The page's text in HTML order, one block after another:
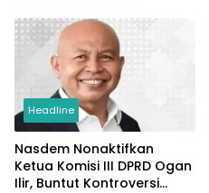
Headline
Nasdem Nonaktifkan
Ketua Komisi III DPRD Ogan
Ilir, Buntut Kontroversi